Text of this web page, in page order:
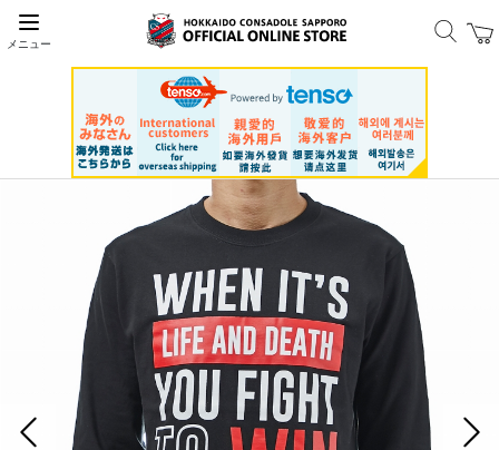
メニュー
前の画像